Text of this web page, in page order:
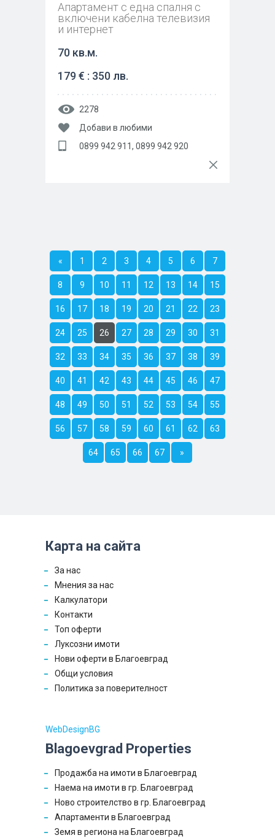
Апартамент с една спалня с
включени кабелна телевизия
и интернет
70 кв.м.
179 € : 350 лв.
2278
Добави в любими
0899 942 911, 0899 942 920
« 1 2 3 4 5 6 7
8 9 10 11 12 13 14 15
16 17 18 19 20 21 22 23
24 25 26 27 28 29 30 31
32 33 34 35 36 37 38 39
40 41 42 43 44 45 46 47
48 49 50 51 52 53 54 55
56 57 58 59 60 61 62 63
64 65 66 67 »
Карта на сайта
За нас
Мнения за нас
Калкулатори
Контакти
Топ оферти
Луксозни имоти
Нови оферти в Благоевград
Общи условия
Политика за поверителност
WebDesignBG
Blagoevgrad Properties
Продажба на имоти в Благоевград
Наема на имоти в гр. Благоевград
Ново строителство в гр. Благоевград
Апартаменти в Благоевград
Земя в региона на Благоевград